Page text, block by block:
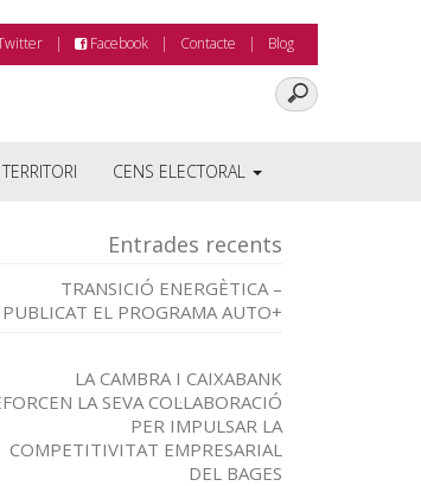
Facebook Contacte Blog
TERRITORI CENS ELECTORAL
Entrades recents
TRANSICIÓ ENERGÈTICA –
PUBLICAT EL PROGRAMA AUTO+
LA CAMBRA I CAIXABANK
LA SEVA COL·LABORACIÓ
PER IMPULSAR LA
COMPETITIVITAT EMPRESARIAL
DEL BAGES